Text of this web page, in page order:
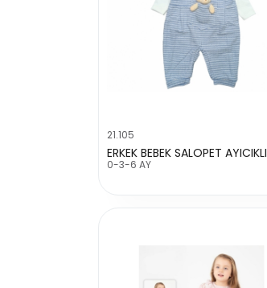
21.105
ERKEK BEBEK SALOPET AYICIKLI
0-3-6 AY